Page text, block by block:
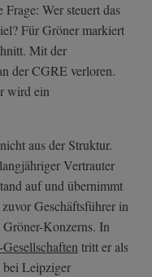
Wer steuert das
Für Gröner markiert
Mit der
der CGRE verloren.
wird ein
aus der Struktur.
Vertrauter
auf und übernimmt
Geschäftsführer in
Gröner-Konzerns. In
tritt er als
bei Leipziger